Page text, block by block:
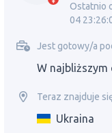
Ostatnio
04
Jest gotowy/a
W najbliższym
Teraz znajduje
Ukraina